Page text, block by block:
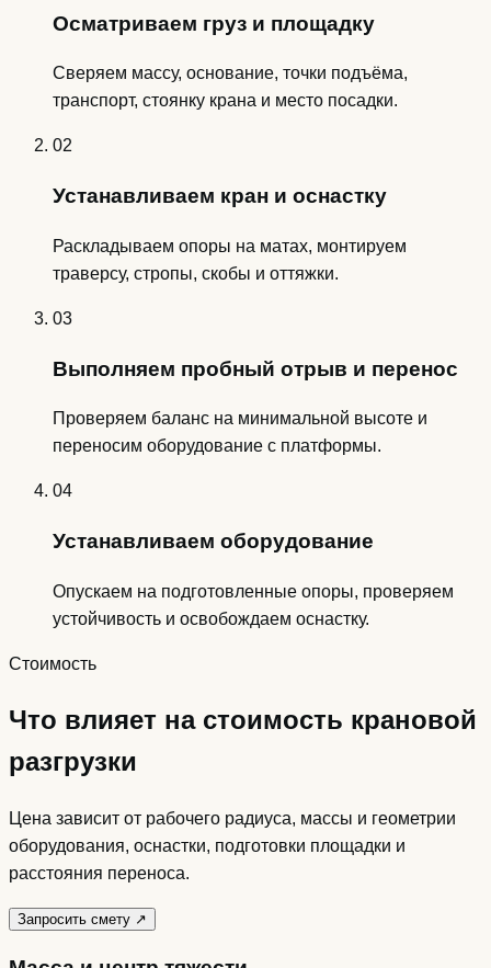
Осматриваем груз и площадку
Сверяем массу, основание, точки подъёма,
транспорт, стоянку крана и место посадки.
02
Устанавливаем кран и оснастку
Раскладываем опоры на матах, монтируем
траверсу, стропы, скобы и оттяжки.
03
Выполняем пробный отрыв и перенос
Проверяем баланс на минимальной высоте и
переносим оборудование с платформы.
04
Устанавливаем оборудование
Опускаем на подготовленные опоры, проверяем
устойчивость и освобождаем оснастку.
Стоимость
Что влияет на стоимость крановой
разгрузки
Цена зависит от рабочего радиуса, массы и геометрии
оборудования, оснастки, подготовки площадки и
расстояния переноса.
Запросить смету ↗